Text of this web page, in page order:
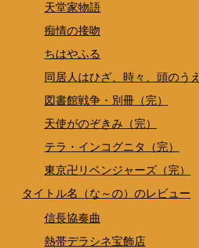
天堂家物語
痴情の接吻
ちはやふる
同居人はひざ、時々、頭のうえ
図書館戦争・別冊（完）
天使がのぞきみ（完）
テラ・インコグニタ（完）
東京卍リベンジャーズ（完）
タイトル名（な～の）のレビュー
信長協奏曲
熱帯デラシネ宝飾店